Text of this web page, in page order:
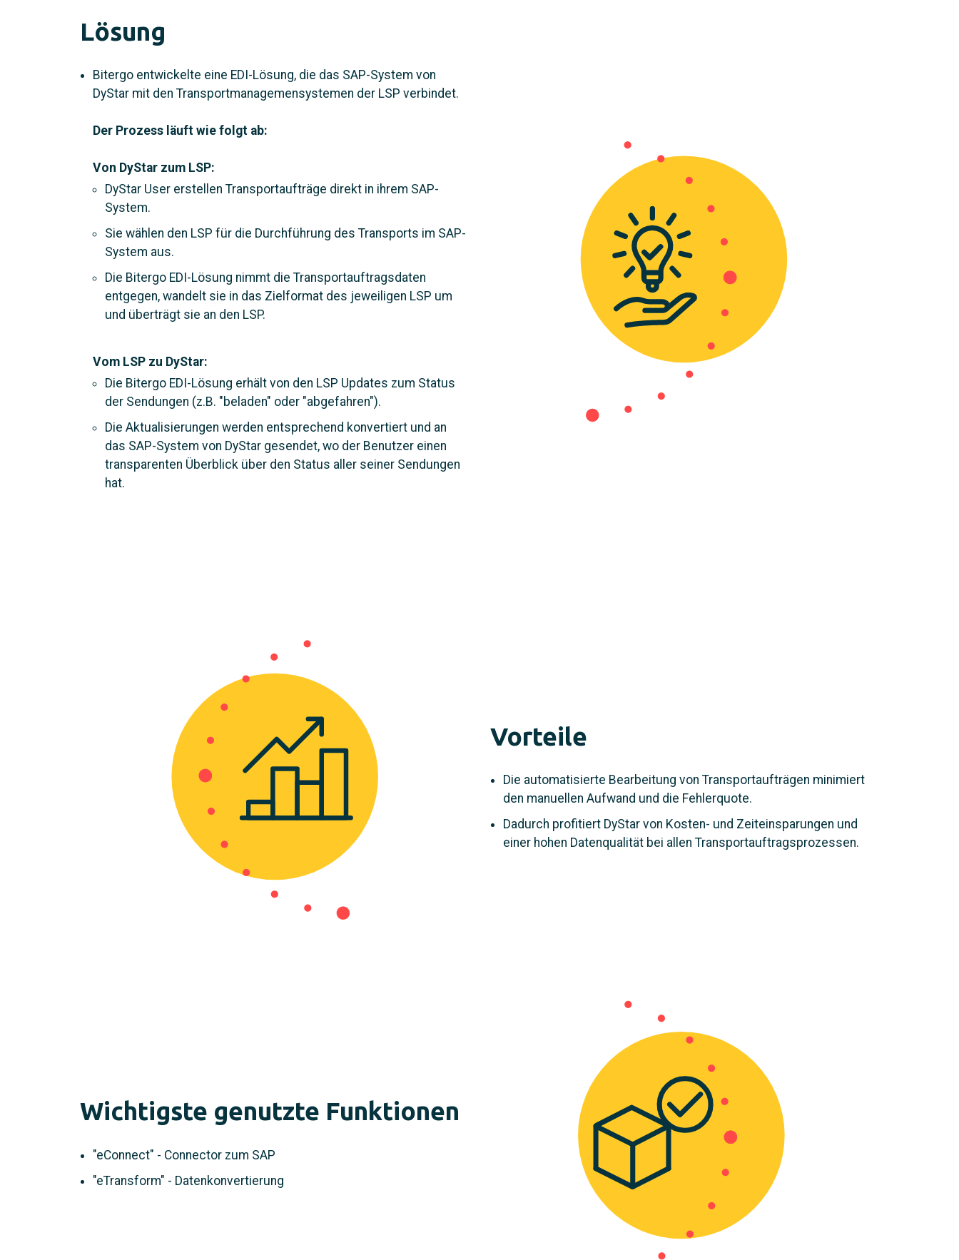
Lösung
Bitergo entwickelte eine EDI-Lösung, die das SAP-System von
DyStar mit den Transportmanagemensystemen der LSP verbindet.
Der Prozess läuft wie folgt ab:
Von DyStar zum LSP:
DyStar User erstellen Transportaufträge direkt in ihrem SAP-
System.
Sie wählen den LSP für die Durchführung des Transports im SAP-
System aus.
Die Bitergo EDI-Lösung nimmt die Transportauftragsdaten
entgegen, wandelt sie in das Zielformat des jeweiligen LSP um
und überträgt sie an den LSP.
Vom LSP zu DyStar:
Die Bitergo EDI-Lösung erhält von den LSP Updates zum Status
der Sendungen (z.B. "beladen" oder "abgefahren").
Die Aktualisierungen werden entsprechend konvertiert und an
das SAP-System von DyStar gesendet, wo der Benutzer einen
transparenten Überblick über den Status aller seiner Sendungen
hat.
Vorteile
Die automatisierte Bearbeitung von Transportaufträgen minimiert
den manuellen Aufwand und die Fehlerquote.
Dadurch profitiert DyStar von Kosten- und Zeiteinsparungen und
einer hohen Datenqualität bei allen Transportauftragsprozessen.
Wichtigste genutzte Funktionen
"eConnect" - Connector zum SAP
"eTransform" - Datenkonvertierung